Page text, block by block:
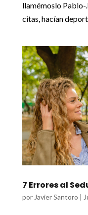
llamémoslo Pablo-
citas, hacían
7 Errores al
por Javier Santoro |